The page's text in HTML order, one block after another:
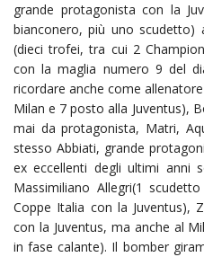
grande protagonista con la
bianconero, più uno scudetto)
(dieci trofei, tra cui 2
con la maglia numero 9 del
ricordare anche come
Milan e 7 posto alla Juventus),
mai da protagonista, Matri,
stesso Abbiati, grande
ex eccellenti degli ultimi anni
Massimiliano Allegri(1
Coppe Italia con la Juventus),
con la Juventus, ma anche al
in fase calante). Il bomber